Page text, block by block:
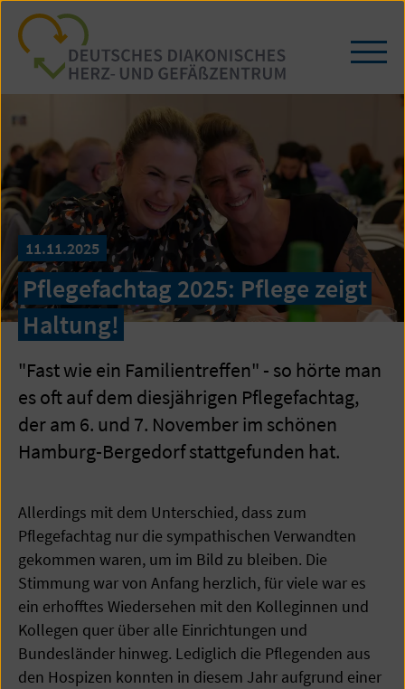
Zum
Seiteninhalt
springen
/
11.11.2025
Pflegefachtag 2025: Pflege zeigt
Haltung!
"Fast wie ein Familientreffen" - so hörte man
es oft auf dem diesjährigen Pflegefachtag,
der am 6. und 7. November im schönen
Hamburg-Bergedorf stattgefunden hat.
Allerdings mit dem Unterschied, dass zum
Pflegefachtag nur die sympathischen Verwandten
gekommen waren, um im Bild zu bleiben. Die
Stimmung war von Anfang herzlich, für viele war es
ein erhofftes Wiedersehen mit den Kolleginnen und
Kollegen quer über alle Einrichtungen und
Bundesländer hinweg. Lediglich die Pflegenden aus
den Hospizen konnten in diesem Jahr aufgrund einer